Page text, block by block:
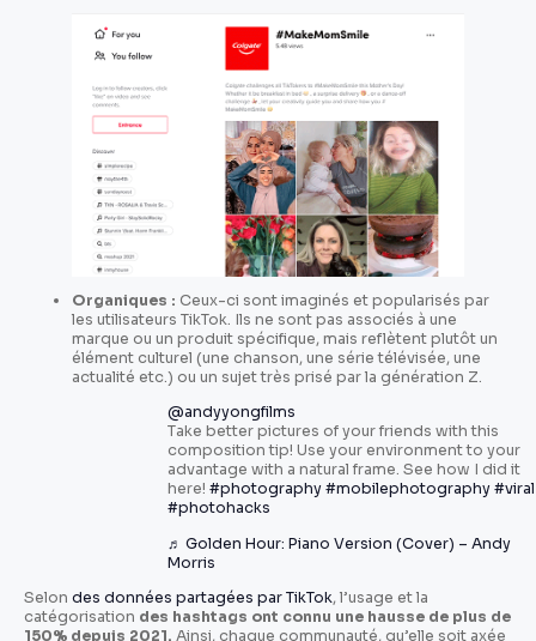
Organiques : Ceux-ci sont imaginés et popularisés par
les utilisateurs TikTok. Ils ne sont pas associés à une
marque ou un produit spécifique, mais reflètent plutôt un
élément culturel (une chanson, une série télévisée, une
actualité etc.) ou un sujet très prisé par la génération Z.
@andyyongfilms
Take better pictures of your friends with this
composition tip! Use your environment to your
advantage with a natural frame. See how I did it
here! #photography#mobilephotography#viral
#photohacks
♬ Golden Hour: Piano Version (Cover) – Andy
Morris
Selon des données partagées par TikTok, l’usage et la
catégorisation des hashtags ont connu une hausse de plus de
150% depuis 2021. Ainsi, chaque communauté, qu’elle soit axée